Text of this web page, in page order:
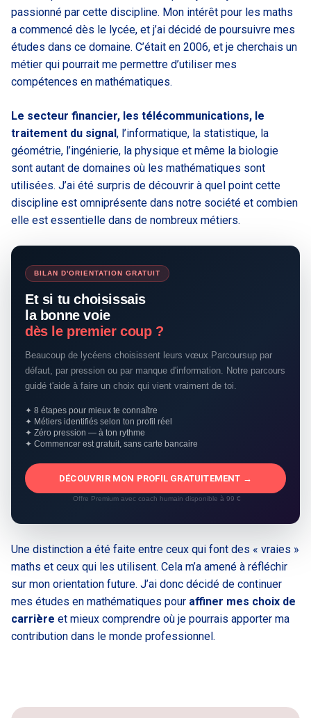
passionné par cette discipline. Mon intérêt pour les maths
a commencé dès le lycée, et j’ai décidé de poursuivre mes
études dans ce domaine. C’était en 2006, et je cherchais un
métier qui pourrait me permettre d’utiliser mes
compétences en mathématiques.
Le secteur financier, les télécommunications, le
traitement du signal, l’informatique, la statistique, la
géométrie, l’ingénierie, la physique et même la biologie
sont autant de domaines où les mathématiques sont
utilisées. J’ai été surpris de découvrir à quel point cette
discipline est omniprésente dans notre société et combien
elle est essentielle dans de nombreux métiers.
BILAN D'ORIENTATION GRATUIT
Et si tu choisissais
la bonne voie
dès le premier coup ?
Beaucoup de lycéens choisissent leurs vœux Parcoursup par
défaut, par pression ou par manque d'information. Notre parcours
guidé t'aide à faire un choix qui vient vraiment de toi.
✦ 8 étapes pour mieux te connaître
✦ Métiers identifiés selon ton profil réel
✦ Zéro pression — à ton rythme
✦ Commencer est gratuit, sans carte bancaire
DÉCOUVRIR MON PROFIL GRATUITEMENT →
Offre Premium avec coach humain disponible à 99 €
Une distinction a été faite entre ceux qui font des « vraies »
maths et ceux qui les utilisent. Cela m’a amené à réfléchir
sur mon orientation future. J’ai donc décidé de continuer
mes études en mathématiques pour affiner mes choix de
carrière et mieux comprendre où je pourrais apporter ma
contribution dans le monde professionnel.